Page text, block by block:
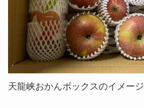
天龍峡おかんボックスのイメージ